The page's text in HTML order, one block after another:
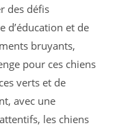
des défis
d’éducation et de
bruyants,
pour ces chiens
verts et de
avec une
les chiens